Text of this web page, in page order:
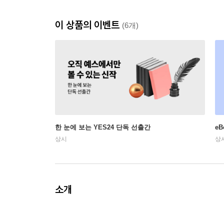
이 상품의 이벤트 (6개)
한 눈에 보는 YES24 단독 선출간
상시 상
소개